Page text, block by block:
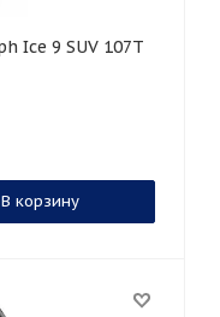
В корзину